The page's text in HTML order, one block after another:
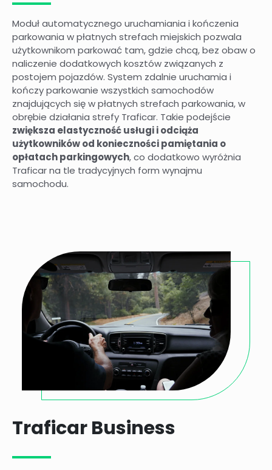
Moduł automatycznego uruchamiania i kończenia
parkowania w płatnych strefach miejskich pozwala
użytkownikom parkować tam, gdzie chcą, bez obaw o
naliczenie dodatkowych kosztów związanych z
postojem pojazdów. System zdalnie uruchamia i
kończy parkowanie wszystkich samochodów
znajdujących się w płatnych strefach parkowania, w
obrębie działania strefy Traficar. Takie podejście
zwiększa elastyczność usługi i odciąża
użytkowników od konieczności pamiętania o
opłatach parkingowych, co dodatkowo wyróżnia
Traficar na tle tradycyjnych form wynajmu
samochodu.
Traficar Business